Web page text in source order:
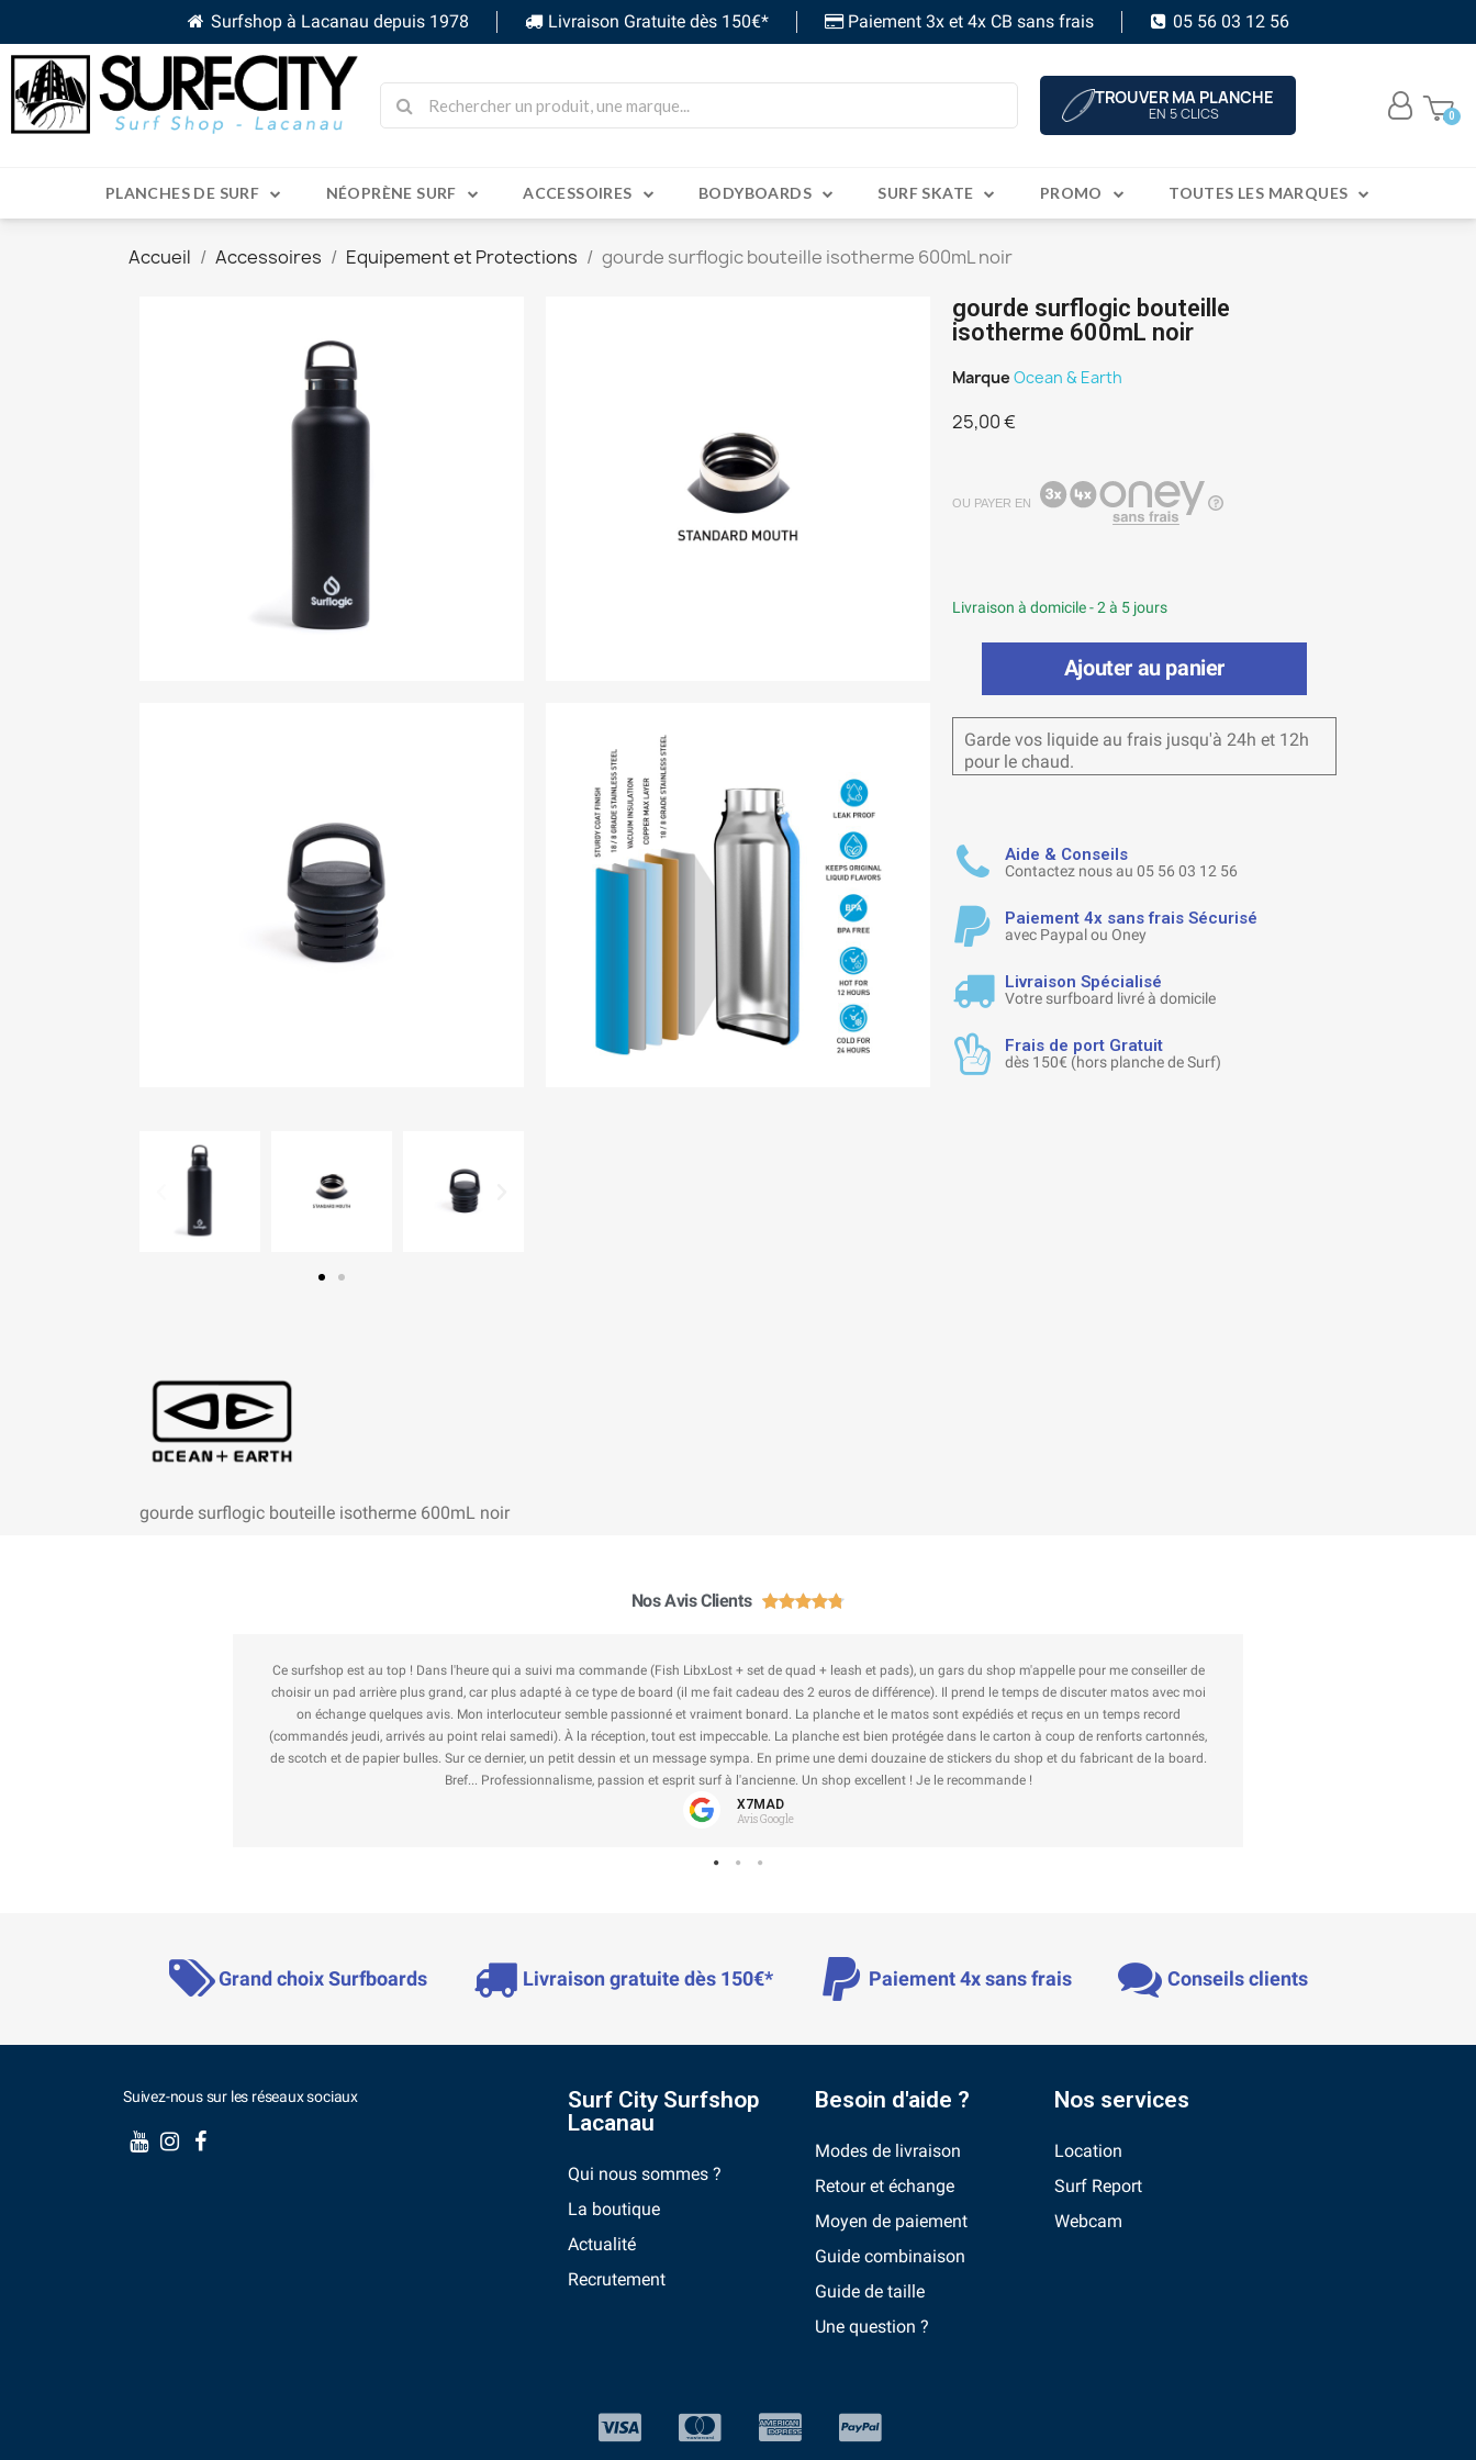
Surfshop à Lacanau depuis 1978 Livraison Gratuite dès 150€* Paiement 3x et 4x CB sans frais 05 56 03 12 56
TROUVER MA PLANCHE
EN 5 CLICS
PLANCHES DE SURF NÉOPRÈNE SURF ACCESSOIRES BODYBOARDS SURF SKATE PROMO TOUTES LES MARQUES
Accueil Accessoires Equipement et Protections gourde surflogic bouteille isotherme 600mL noir
gourde surflogic bouteille
isotherme 600mL noir
Marque Ocean & Earth
25,00 €
OU PAYER EN
Livraison à domicile - 2 à 5 jours
Ajouter au panier
Garde vos liquide au frais jusqu'à 24h et 12h
pour le chaud.
Aide & Conseils
Contactez nous au 05 56 03 12 56
Paiement 4x sans frais Sécurisé
avec Paypal ou Oney
Livraison Spécialisé
Votre surfboard livré à domicile
Frais de port Gratuit
dès 150€ (hors planche de Surf)
gourde surflogic bouteille isotherme 600mL noir
Nos Avis Clients 
Ce surfshop est au top ! Dans l'heure qui a suivi ma commande (Fish LibxLost + set de quad + leash et pads), un gars du shop m'appelle pour me conseiller de
choisir un pad arrière plus grand, car plus adapté à ce type de board (il me fait cadeau des 2 euros de différence). Il prend le temps de discuter matos avec moi
on échange quelques avis. Mon interlocuteur semble passionné et vraiment bonard. La planche et le matos sont expédiés et reçus en un temps record
(commandés jeudi, arrivés au point relai samedi). À la réception, tout est impeccable. La planche est bien protégée dans le carton à coup de renforts cartonnés,
de scotch et de papier bulles. Sur ce dernier, un petit dessin et un message sympa. En prime une demi douzaine de stickers du shop et du fabricant de la board.
Bref... Professionnalisme, passion et esprit surf à l'ancienne. Un shop excellent ! Je le recommande !
X7MAD
Avis Google
Grand choix Surfboards Livraison gratuite dès 150€* Paiement 4x sans frais Conseils clients
Suivez-nous sur les réseaux sociaux
Surf City Surfshop
Lacanau
Qui nous sommes ?
La boutique
Actualité
Recrutement
Besoin d'aide ?
Modes de livraison
Retour et échange
Moyen de paiement
Guide combinaison
Guide de taille
Une question ?
Nos services
Location
Surf Report
Webcam